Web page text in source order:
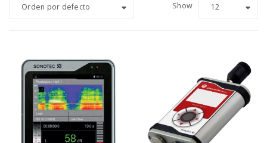
Orden por defecto Show 12